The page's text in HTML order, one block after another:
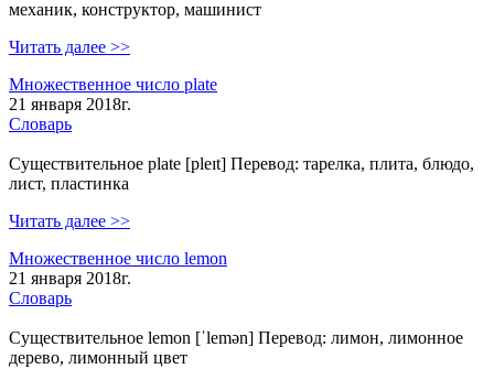
механик, конструктор, машинист
Читать далее >>
Множественное число plate
21 января 2018г.
Словарь
Существительное plate [pleɪt] Перевод: тарелка, плита, блюдо,
лист, пластинка
Читать далее >>
Множественное число lemon
21 января 2018г.
Словарь
Существительное lemon [ˈlemən] Перевод: лимон, лимонное
дерево, лимонный цвет